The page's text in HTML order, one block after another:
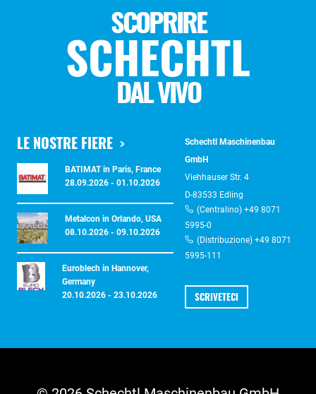
SCOPRIRE
SCHECHTL
DAL VIVO
LE NOSTRE FIERE
BATIMAT in Paris, France
28.09.2026 - 01.10.2026
Metalcon in Orlando, USA
08.10.2026 - 09.10.2026
Euroblech in Hannover,
Germany
20.10.2026 - 23.10.2026
Schechtl Maschinenbau
GmbH
Viehhauser Str. 4
D-83533 Edling
(Centralino) +49 8071
5995-0
(Distribuzione) +49 8071
5995-111
SCRIVETECI